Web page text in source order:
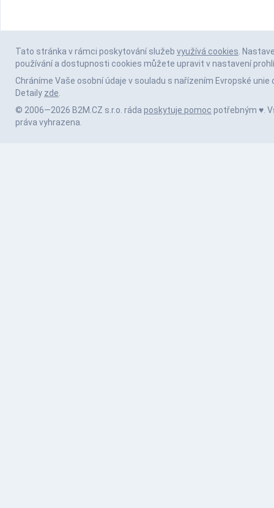
Tato stránka v rámci poskytování služeb využívá cookies.
používání a dostupnosti cookies můžete upravit v nastavení
Chráníme Vaše osobní údaje v souladu s nařízením Evropské unie
Detaily zde.
© 2006—2026 B2M.CZ s.r.o. ráda poskytuje pomoc potřebným ♥️.
práva vyhrazena.